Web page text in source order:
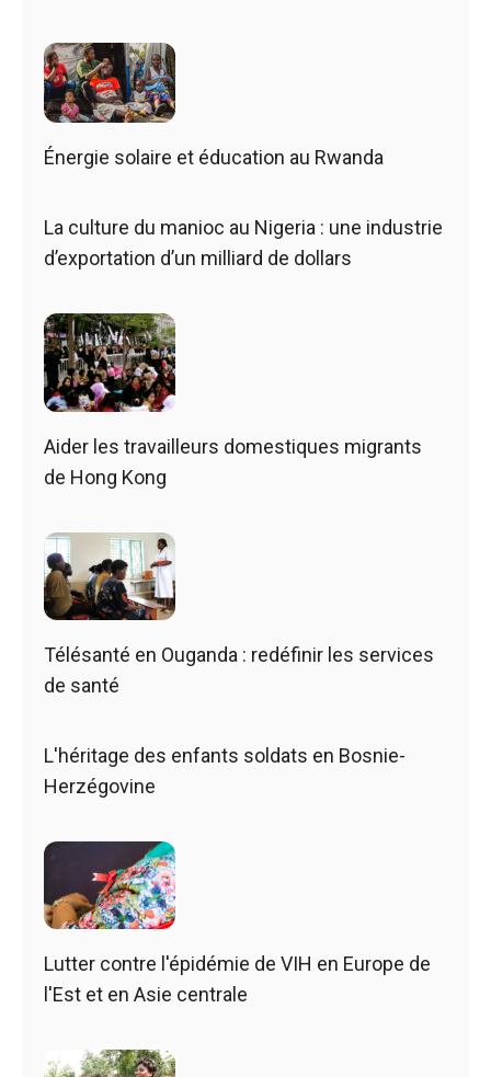
Énergie solaire et éducation au Rwanda
La culture du manioc au Nigeria : une industrie
d’exportation d’un milliard de dollars
Aider les travailleurs domestiques migrants
de Hong Kong
Télésanté en Ouganda : redéfinir les services
de santé
L'héritage des enfants soldats en Bosnie-
Herzégovine
Lutter contre l'épidémie de VIH en Europe de
l'Est et en Asie centrale